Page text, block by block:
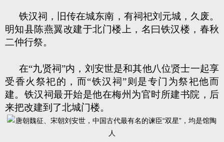
铁汉祠，旧传在城东南，有祠祀刘元城，久废。
明知县陈燕翼改建于北门楼上，名曰铁汉楼，春秋
二仲行祭。
在“九贤祠”内，刘安世是和其他八位贤士一起享
受香火祭祀的，而“铁汉祠”则是专门为祭祀他而
建。铁汉祠最开始是他在梅州为官时所建书院，后
来把改建到了北城门楼。